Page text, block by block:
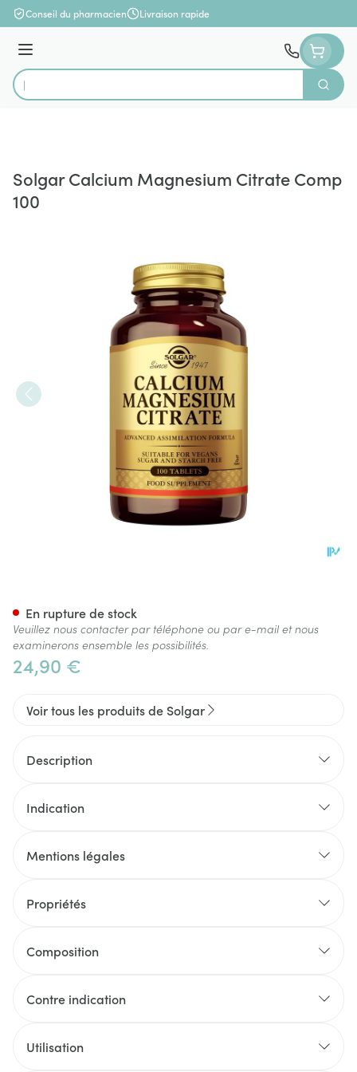
Aller au contenu
Conseil du pharmacien Livraison rapide
Menu
Rechercher
Solgar Calcium Magnesium Citrate Comp
100
24,90 €
En rupture de stock
Veuillez nous contacter par téléphone ou par e-mail et nous
examinerons ensemble les possibilités.
Voir tous les produits de Solgar
Description
Indication
Mentions légales
Propriétés
Composition
Contre indication
Utilisation